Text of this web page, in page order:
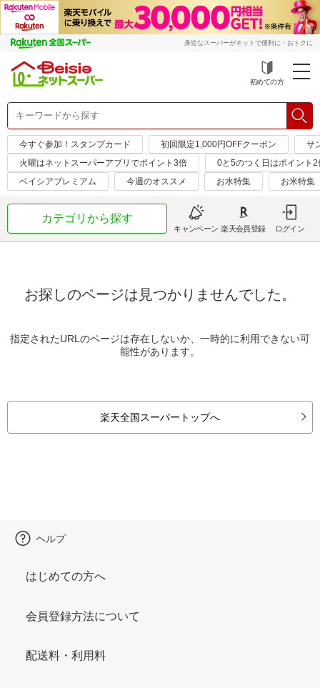
身近なスーパーがネットで便利に・おトクに
初めての方
今すぐ参加！スタンプカード 初回限定1,000円OFFクーポン
サ
火曜はネットスーパーアプリでポイント3倍
0と5のつく日はポイント2
ベイシアプレミアム
今週のオススメ お水特集 お米特集
カテゴリから探す
キャンペーン 楽天会員登録 ログイン
お探しのページは見つかりませんでした。
指定されたURLのページは存在しないか、一時的に利用できない可
能性があります。
楽天全国スーパートップへ
ヘルプ
はじめての方へ
会員登録方法について
配送料・利用料